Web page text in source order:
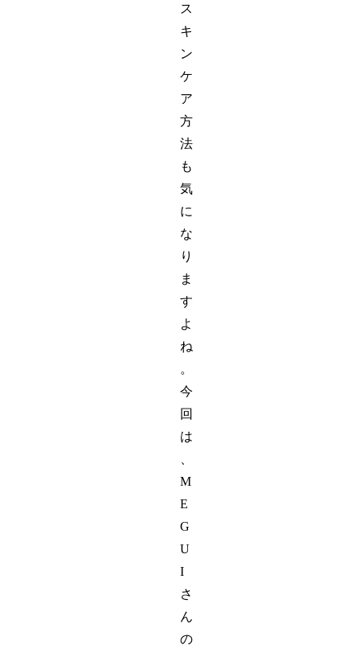
ス
キ
ン
ケ
ア
方
法
も
気
に
な
り
ま
す
よ
ね
。
今
回
は
M
E
G
U
I
さ
ん
の